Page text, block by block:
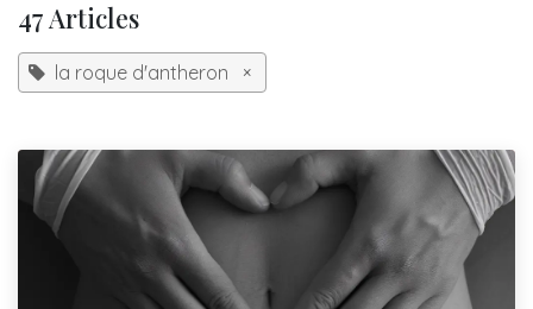
47 Articles
la roque d'antheron ×